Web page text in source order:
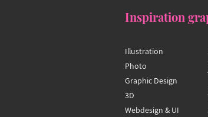
Inspiration
Illustration
Photo
Graphic Design
3D
Webdesign & UI